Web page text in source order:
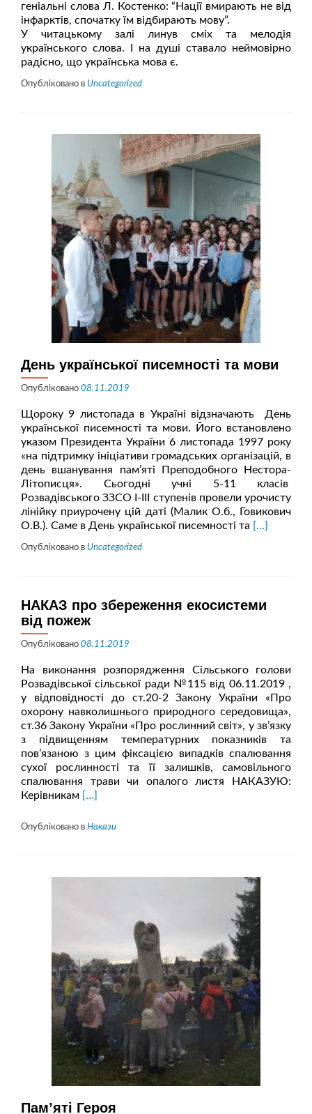
геніальні слова Л. Костенко: “Нації вмирають не від
інфарктів, спочатку їм відбирають мову”.
У читацькому залі линув сміх та мелодія
українського слова. І на душі ставало неймовірно
радісно, що українська мова є.
Опубліковано в Uncategorized
День української писемності та мови
Опубліковано 08.11.2019
Щороку 9 листопада в Україні відзначають День
української писемності та мови. Його встановлено
указом Президента України 6 листопада 1997 року
«на підтримку ініціативи громадських організацій, в
день вшанування пам’яті Преподобного Нестора-
Літописця». Сьогодні учні 5-11 класів
Розвадівського ЗЗСО І-ІІІ ступенів провели урочисту
лінійку приурочену цій даті (Малик О.б., Говикович
О.В.). Саме в День української писемності та Читати
мови
[…]
Опубліковано в Uncategorized
НАКАЗ про збереження екосистеми
від пожеж
Опубліковано 08.11.2019
На виконання розпорядження Сільського голови
Розвадівської сільської ради №115 від 06.11.2019 ,
у відповідності до ст.20-2 Закону України «Про
охорону навколишнього природного середовища»,
ст.36 Закону України «Про рослинний світ», у зв’язку
з підвищенням температурних показників та
пов’язаною з цим фіксацією випадків спалювання
сухої рослинності та її залишків, самовільного
спалювання трави чи опалого листя НАКАЗУЮ:
Керівникам Читати
проНАКАЗ
від
[…]
Опубліковано в Накази
Пам’яті Героя